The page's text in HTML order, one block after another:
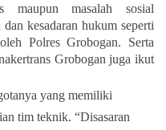
maupun masalah sosial
kesadaran hukum seperti
Polres Grobogan. Serta
Grobogan juga ikut
yang memiliki
tim teknik. “Disasaran